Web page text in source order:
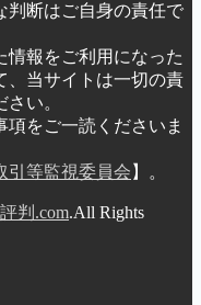
判断はご自身の責任で
情報をご利用になった
、当サイトは一切の責
い。
をご一読くださいま
引等監視委員会 】。
判.com.All Rights